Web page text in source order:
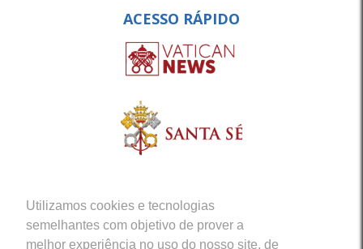
Utilizamos cookies e tecnologias
semelhantes com objetivo de prover a
melhor experiência no uso do nosso site, de
ACESSO RÁPIDO